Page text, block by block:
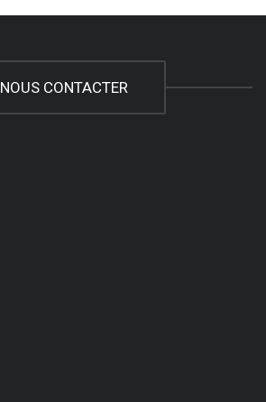
NOUS CONTACTER